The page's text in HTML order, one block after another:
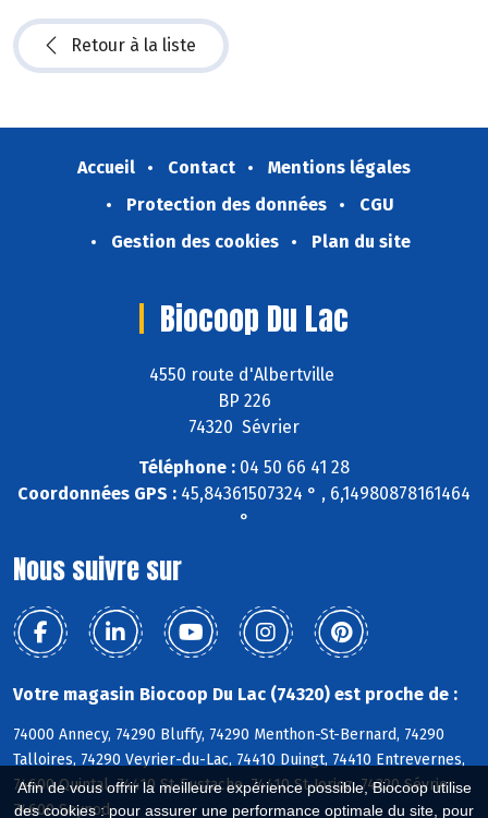
Afin de vous offrir la meilleure expérience possible, Biocoop utilise
des cookies : pour assurer une performance optimale du site, pour
Retour à la liste
Accueil Contact
Mentions légales
Protection des données
CGU
Gestion des cookies
Plan du site
Biocoop Du Lac
4550 route d'Albertville
BP 226
74320 Sévrier
Téléphone : 04 50 66 41 28
Coordonnées GPS : 45,84361507324 ° , 6,14980878161464
°
Nous suivre sur
Votre magasin Biocoop Du Lac (74320) est proche de :
74000 Annecy, 74290 Bluffy, 74290 Menthon-St-Bernard, 74290
Talloires, 74290 Veyrier-du-Lac, 74410 Duingt, 74410 Entrevernes,
74600 Quintal, 74410 St-Eustache, 74410 St-Jorioz, 74320 Sévrier,
74600 Seynod